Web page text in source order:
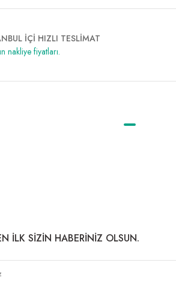
İÇİ HIZLI TESLİMAT
nakliye fiyatları.
İLK SİZİN HABERİNİZ OLSUN.